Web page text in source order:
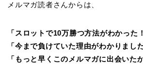
メルマガ読者さんからは、
「スロットで10万勝つ方法がわかった
「今まで負けていた理由がわかりまし
「もっと早くこのメルマガに出会いた